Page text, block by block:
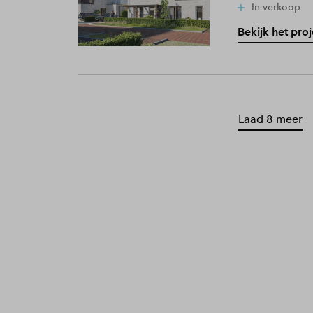
In verkoop
Bekijk het
Laad 8 meer